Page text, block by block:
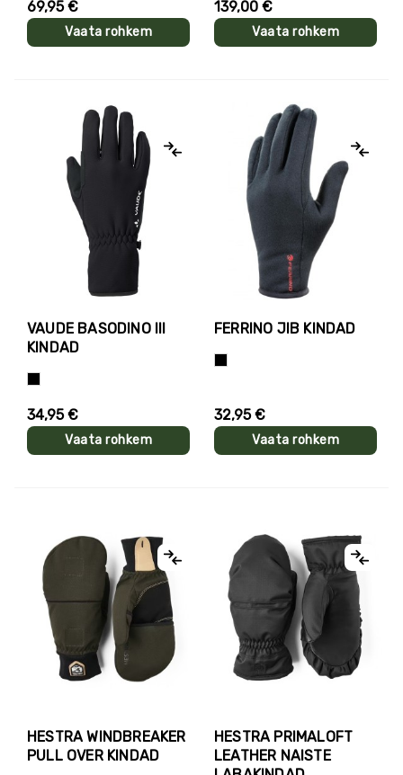
69,95 €
Vaata rohkem
139,00 €
Vaata rohkem
VAUDE BASODINO III
KINDAD
34,95 €
Vaata rohkem
FERRINO JIB KINDAD
32,95 €
Vaata rohkem
HESTRA WINDBREAKER
PULL OVER KINDAD
HESTRA PRIMALOFT
LEATHER NAISTE